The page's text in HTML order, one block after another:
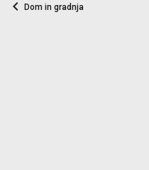
v
e
Dom in gradnja